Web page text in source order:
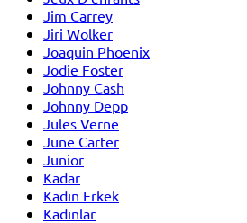
Jim Carrey
Jiri Wolker
Joaquin Phoenix
Jodie Foster
Johnny Cash
Johnny Depp
Jules Verne
June Carter
Junior
Kadar
Kadın Erkek
Kadınlar